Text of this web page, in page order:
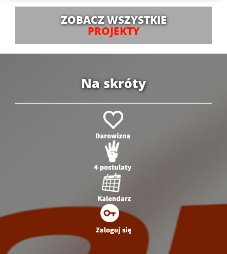
ZOBACZ WSZYSTKIE
PROJEKTY
Na skróty